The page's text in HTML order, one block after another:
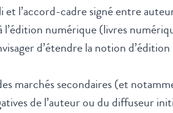
l’accord-cadre signé entre
numérique (livres
d’étendre la notion
marchés secondaires (et
de l’auteur ou du diffuseur